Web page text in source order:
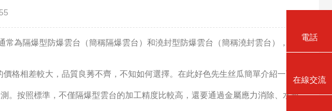
為隔爆型防爆雲台（簡稱隔爆雲台）和澆封型防爆雲台（簡稱澆封雲台），二
相差較大，品質良莠不齊，不知如何選擇。在此好色先生丝瓜簡單介紹一下影
按照標準，不僅隔爆型雲台的加工精度比較高，還要通過金屬應力消除、水壓
電話
在線交流